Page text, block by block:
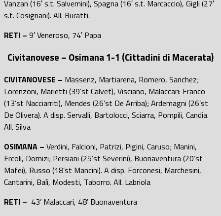
Vanzan (16′ s.t. Salvemini), Spagna (16′ s.t. Marcaccio), Gigli (27′
s.t. Cosignani). All. Buratti.
RETI – 9′ Veneroso, 74′ Papa
Civitanovese – Osimana 1-1 (Cittadini di Macerata)
CIVITANOVESE – Massenz, Martiarena, Romero, Sanchez;
Lorenzoni, Marietti (39’st Calvet), Visciano, Malaccari: Franco
(13’st Nacciarriti), Mendes (26’st De Arriba); Ardemagni (26’st
De Olivera). A disp. Servalli, Bartolocci, Sciarra, Pompili, Candia.
All. Silva
OSIMANA – Verdini, Falcioni, Patrizi, Pigini, Caruso; Manini,
Ercoli, Domizi; Persiani (25’st Severini), Buonaventura (20’st
Mafei), Russo (18’st Mancini). A disp. Forconesi, Marchesini,
Cantarini, Balì, Modesti, Taborro. All. Labriola
RETI – 43’ Malaccari, 48′ Buonaventura